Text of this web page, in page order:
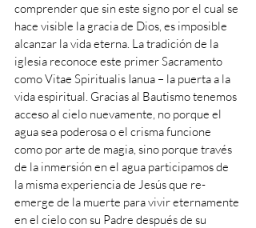
comprender que sin este signo por el cual se
hace visible la gracia de Dios, es imposible
alcanzar la vida eterna. La tradición de la
iglesia reconoce este primer Sacramento
como Vitae Spiritualis Ianua – la puerta a la
vida espiritual. Gracias al Bautismo tenemos
acceso al cielo nuevamente, no porque el
agua sea poderosa o el crisma funcione
como por arte de magia, sino porque través
de la inmersión en el agua participamos de
la misma experiencia de Jesús que re-
emerge de la muerte para vivir eternamente
en el cielo con su Padre después de su